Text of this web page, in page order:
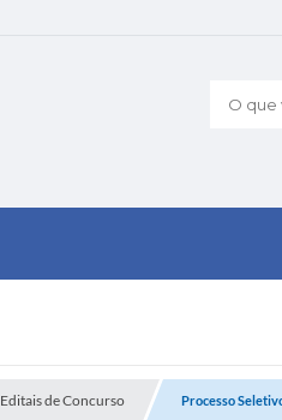
O que
Editais de Concurso Processo